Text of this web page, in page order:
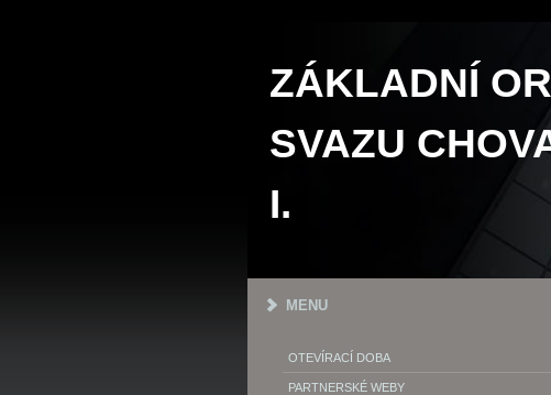
ZÁKLADNÍ
SVAZU
I.
MENU
OTEVÍRACÍ DOBA
PARTNERSKÉ WEBY